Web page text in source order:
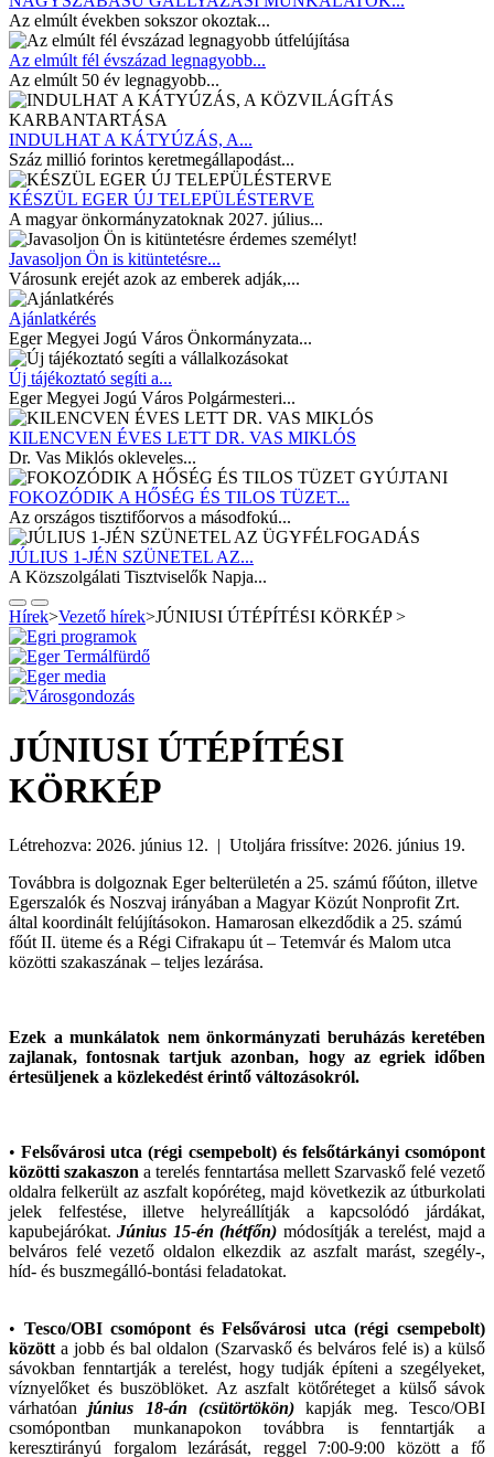
Az elmúlt években sokszor okoztak...
Az elmúlt fél évszázad legnagyobb...
Az elmúlt 50 év legnagyobb...
INDULHAT A KÁTYÚZÁS, A...
Száz millió forintos keretmegállapodást...
KÉSZÜL EGER ÚJ TELEPÜLÉSTERVE
A magyar önkormányzatoknak 2027. július...
Javasoljon Ön is kitüntetésre...
Városunk erejét azok az emberek adják,...
Ajánlatkérés
Eger Megyei Jogú Város Önkormányzata...
Új tájékoztató segíti a...
Eger Megyei Jogú Város Polgármesteri...
KILENCVEN ÉVES LETT DR. VAS MIKLÓS
Dr. Vas Miklós okleveles...
FOKOZÓDIK A HŐSÉG ÉS TILOS TÜZET...
Az országos tisztifőorvos a másodfokú...
JÚLIUS 1-JÉN SZÜNETEL AZ...
A Közszolgálati Tisztviselők Napja...
Hírek>Vezető hírek>JÚNIUSI ÚTÉPÍTÉSI KÖRKÉP>
JÚNIUSI ÚTÉPÍTÉSI
KÖRKÉP
Létrehozva: 2026. június 12. | Utoljára frissítve: 2026. június 19.
Továbbra is dolgoznak Eger belterületén a 25. számú főúton, illetve
Egerszalók és Noszvaj irányában a Magyar Közút Nonprofit Zrt.
által koordinált felújításokon. Hamarosan elkezdődik a 25. számú
főút II. üteme és a Régi Cifrakapu út – Tetemvár és Malom utca
közötti szakaszának – teljes lezárása.
Ezek a munkálatok nem önkormányzati beruházás keretében
zajlanak, fontosnak tartjuk azonban, hogy az egriek időben
értesüljenek a közlekedést érintő változásokról.
•Felsővárosi utca (régi csempebolt) és felsőtárkányi csomópont
közötti szakaszon a terelés fenntartása mellett Szarvaskő felé vezető
oldalra felkerült az aszfalt kopóréteg, majd következik az útburkolati
jelek felfestése, illetve helyreállítják a kapcsolódó járdákat,
kapubejárókat.Június 15-én (hétfőn) módosítják a terelést, majd a
belváros felé vezető oldalon elkezdik az aszfalt marást, szegély-,
híd- és buszmegálló-bontási feladatokat.
• Tesco/OBI csomópont és Felsővárosi utca (régi csempebolt)
között a jobb és bal oldalon (Szarvaskő és belváros felé is) a külső
sávokban fenntartják a terelést, hogy tudják építeni a szegélyeket,
víznyelőket és buszöblöket. Az aszfalt kötőréteget a külső sávok
várhatóanjúnius 18-án (csütörtökön) kapják meg. Tesco/OBI
csomópontban munkanapokon továbbra is fenntartják a
keresztirányú forgalom lezárását, reggel 7:00-9:00 között a fő